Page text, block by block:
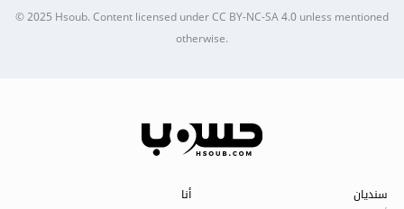
© 2025Hsoub.Content licensed underCC BY-NC-SA 4.0unless mentioned
otherwise.